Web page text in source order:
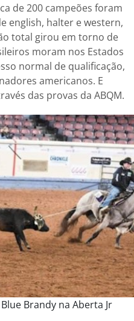
de 200 campeões foram
english, halter e western,
total girou em torno de
moram nos Estados
normal de qualificação,
americanos. E
das provas da ABQM.
Brandy na Aberta Jr